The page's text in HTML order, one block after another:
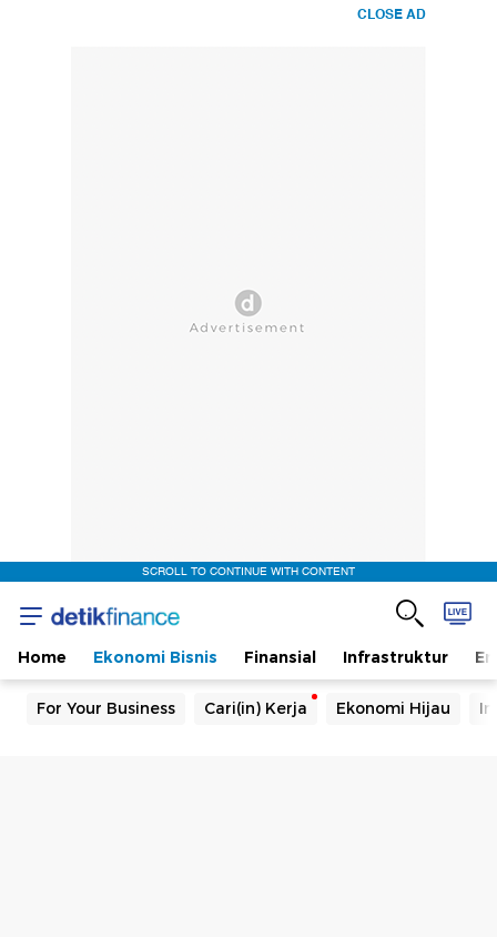
CLOSE AD
SCROLL TO CONTINUE WITH CONTENT
Home Ekonomi Bisnis Finansial Infrastruktur
For Your Business Cari(in) Kerja Ekonomi Hijau